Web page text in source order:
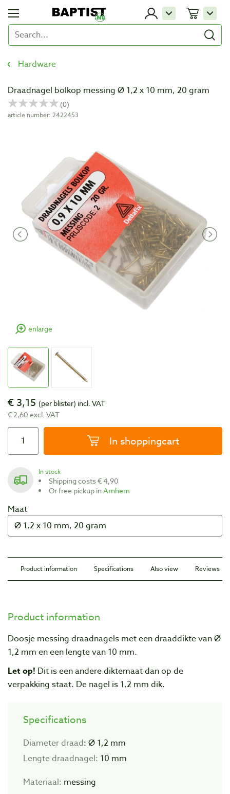
Hardware
Draadnagel bolkop messing Ø 1,2 x 10 mm, 20 gram
article number: 2422453
enlarge
€ 3,15 (per blister) incl. VAT
€ 2,60 excl. VAT
In shoppingcart
In stock
Shipping costs € 4,90
Or free pickup inArnhem
Maat
Product information Specifications Also view Reviews
Product information
Doosje messing draadnagels met een draaddikte van Ø
1,2 mm en een lengte van 10 mm.
Let op! Dit is een andere diktemaat dan op de
verpakking staat. De nagel is 1,2 mm dik.
Specifications
Diameter draad: Ø 1,2 mm
Lengte draadnagel: 10 mm
Materiaal: messing